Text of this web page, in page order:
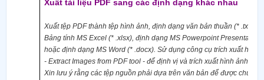
Xuất tài liệu PDF sang các định dạng khác nhau
Xuất tệp PDF thành tệp hình ảnh, định dạng văn bản thuần (* .txt),
Bảng tính MS Excel (* .xlsx), định dạng MS Powerpoint Presentation
hoặc định dạng MS Word (* .docx). Sử dụng công cụtrích xuất hình
- Extract Images from PDF tool -để định vị và trích xuất hình ảnh từ
Xin lưu ý rằng các tệp nguồn phải dựa trên văn bản để được